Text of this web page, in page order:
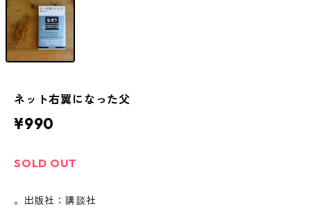
ネット右翼になった父
¥990
SOLD OUT
。出版社：講談社